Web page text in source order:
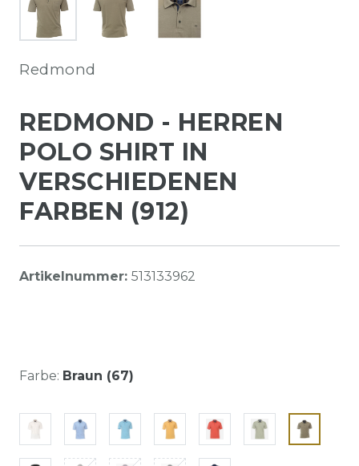
Redmond
REDMOND - HERREN
POLO SHIRT IN
VERSCHIEDENEN
FARBEN (912)
Artikelnummer: 513133962
Farbe: Braun (67)